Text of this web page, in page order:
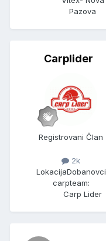
Pazova
Carplider
Registrovani Član
2k
LokacijaDobanovci
carpteam:
Carp Lider